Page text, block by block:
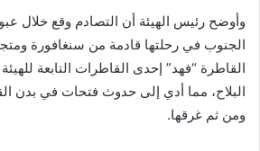
ر
و
ن
وأوضح رئيس الهيئة أن التصادم وقع خلال
الجنوب في رحلتها قادمة من سنغافورة
القاطرة “فهد” إحدى القاطرات التابعة
البلاح، مما أدي إلى حدوث فتحات في بدن
ومن ثم غرقها.